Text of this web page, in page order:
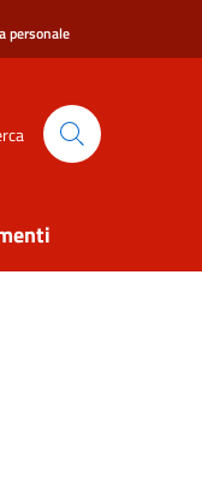
personale